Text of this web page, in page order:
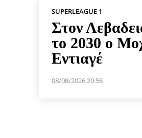
SUPERLEAGUE 1
Στον
το 2030 ο
Εντιαγέ
08/08/2026 20:56